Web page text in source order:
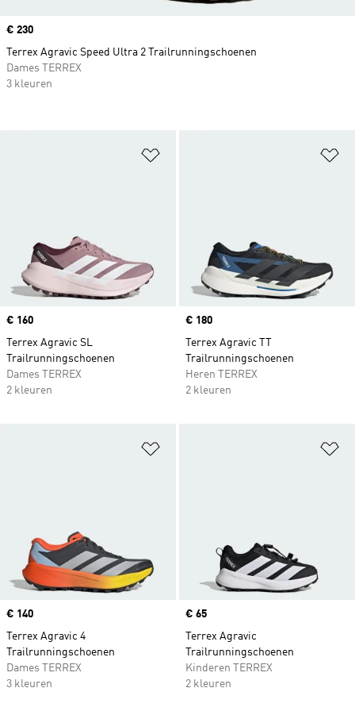
Price
€ 160
Terrex Agravic SL
Trailrunningschoenen
Dames TERREX
2 kleuren
Price
€ 180
Terrex Agravic TT
Trailrunningschoenen
Heren TERREX
2 kleuren
Price
€ 140
Terrex Agravic 4
Trailrunningschoenen
Dames TERREX
3 kleuren
Price
€ 65
Terrex Agravic
Trailrunningschoenen
Kinderen TERREX
2 kleuren
Price
€ 230
Terrex Agravic Speed Ultra 2 Trailrunningschoenen
Dames TERREX
3 kleuren